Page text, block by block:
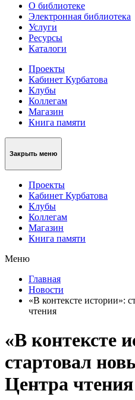
О библиотеке
Электронная библиотека
Услуги
Ресурсы
Каталоги
Проекты
Кабинет Курбатова
Клубы
Коллегам
Магазин
Книга памяти
Закрыть меню
Проекты
Кабинет Курбатова
Клубы
Коллегам
Магазин
Книга памяти
Меню
Главная
Новости
«В контексте истории»:
чтения
«В контексте
стартовал
Центра чтения